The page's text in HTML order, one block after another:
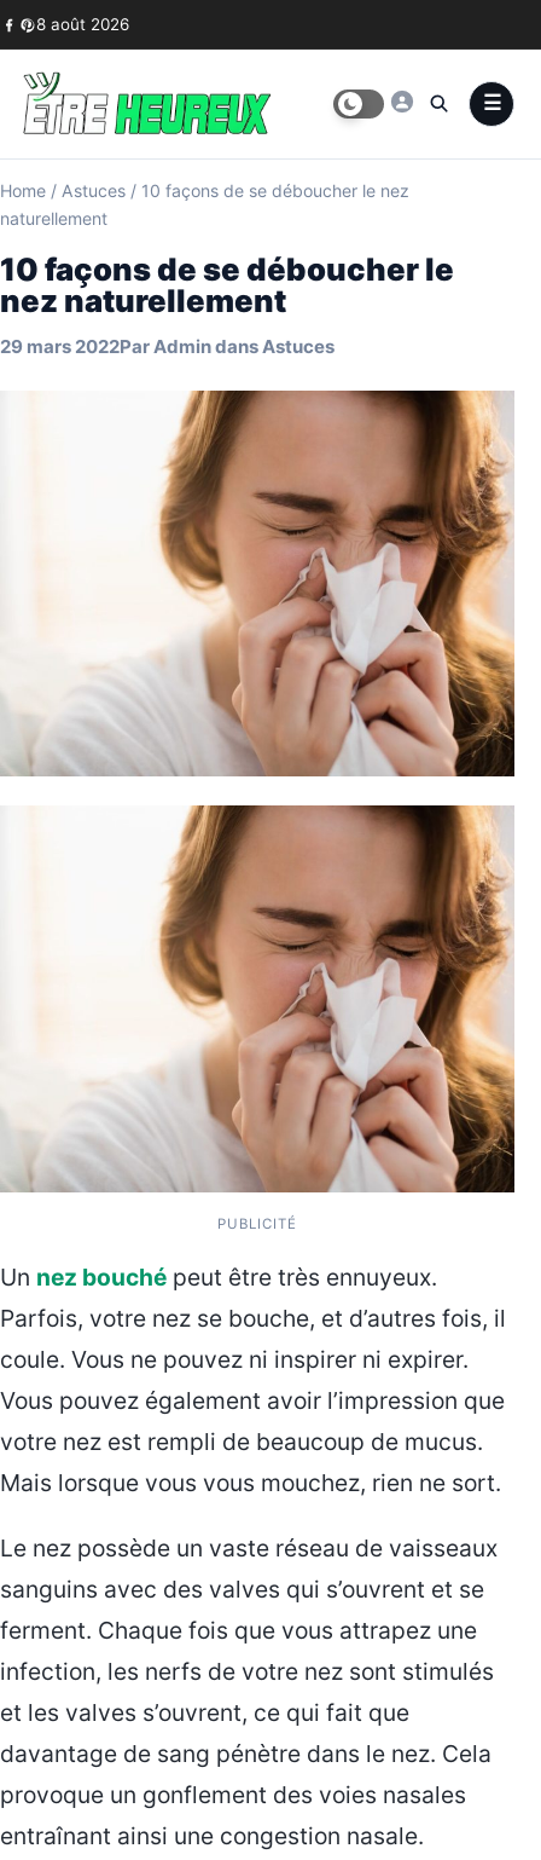
Skip to content
8 août 2026
Home / Astuces / 10 façons de se déboucher le nez
naturellement
10 façons de se déboucher le
nez naturellement
29 mars 2022ParAdmindansAstuces
PUBLICITÉ
Un nez bouché peut être très ennuyeux.
Parfois, votre nez se bouche, et d’autres fois, il
coule. Vous ne pouvez ni inspirer ni expirer.
Vous pouvez également avoir l’impression que
votre nez est rempli de beaucoup de mucus.
Mais lorsque vous vous mouchez, rien ne sort.
Le nez possède un vaste réseau de vaisseaux
sanguins avec des valves qui s’ouvrent et se
ferment. Chaque fois que vous attrapez une
infection, les nerfs de votre nez sont stimulés
et les valves s’ouvrent, ce qui fait que
davantage de sang pénètre dans le nez. Cela
provoque un gonflement des voies nasales
entraînant ainsi une congestion nasale.